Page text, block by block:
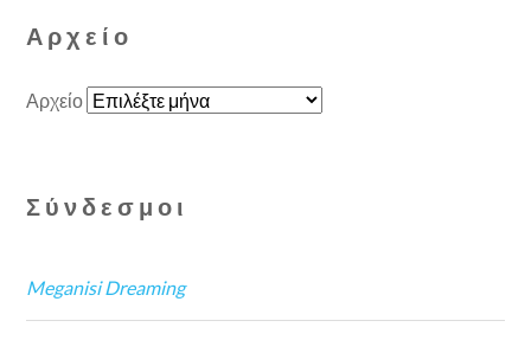
Αρχείο
Αρχείο
Σύνδεσμοι
Meganisi Dreaming